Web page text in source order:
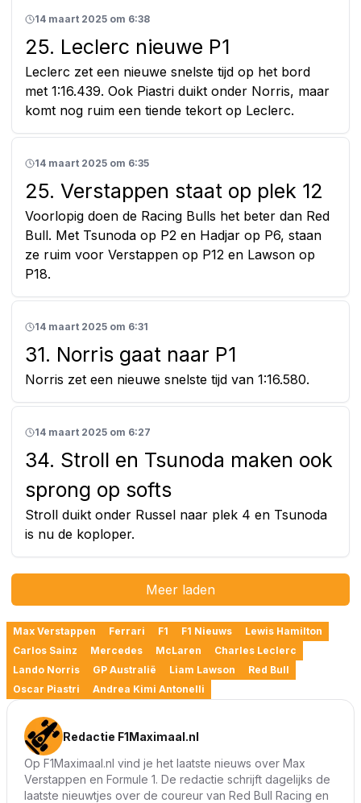
14 maart 2025 om 6:38
25. Leclerc nieuwe P1
Leclerc zet een nieuwe snelste tijd op het bord
met 1:16.439. Ook Piastri duikt onder Norris, maar
komt nog ruim een tiende tekort op Leclerc.
14 maart 2025 om 6:35
25. Verstappen staat op plek 12
Voorlopig doen de Racing Bulls het beter dan Red
Bull. Met Tsunoda op P2 en Hadjar op P6, staan
ze ruim voor Verstappen op P12 en Lawson op
P18.
14 maart 2025 om 6:31
31. Norris gaat naar P1
Norris zet een nieuwe snelste tijd van 1:16.580.
14 maart 2025 om 6:27
34. Stroll en Tsunoda maken ook
sprong op softs
Stroll duikt onder Russel naar plek 4 en Tsunoda
is nu de koploper.
Meer laden
Max Verstappen Ferrari F1 F1 Nieuws
Lewis Hamilton
Carlos Sainz
Mercedes McLaren
Charles Leclerc
Lando Norris
GP Australië Liam Lawson
Red Bull
Oscar Piastri
Andrea Kimi Antonelli
Redactie F1Maximaal.nl
Op F1Maximaal.nl vind je het laatste nieuws over Max
Verstappen en Formule 1. De redactie schrijft dagelijks de
laatste nieuwtjes over de coureur van Red Bull Racing en